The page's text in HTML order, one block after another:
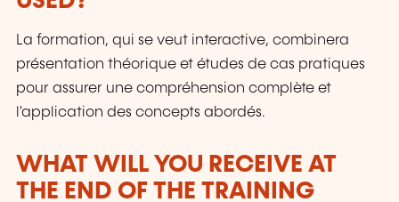
La formation, qui se veut interactive, combinera
présentation théorique et études de cas pratiques
pour assurer une compréhension complète et
l'application des concepts abordés.
WHAT WILL YOU RECEIVE AT
THE END OF THE TRAINING